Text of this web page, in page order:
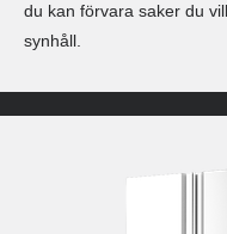
du kan förvara saker du
synhåll.